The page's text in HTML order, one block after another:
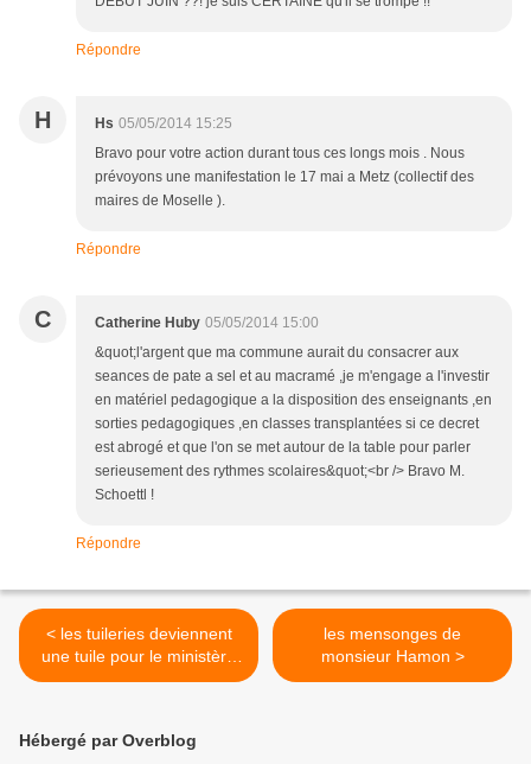
Répondre
H Hs 05/05/2014 15:25
Bravo pour votre action durant tous ces longs mois . Nous
prévoyons une manifestation le 17 mai a Metz (collectif des
maires de Moselle ).
Répondre
C Catherine Huby 05/05/2014 15:00
&quot;l'argent que ma commune aurait du consacrer aux
seances de pate a sel et au macramé ,je m'engage a l'investir
en matériel pedagogique a la disposition des enseignants ,en
sorties pedagogiques ,en classes transplantées si ce decret
est abrogé et que l'on se met autour de la table pour parler
serieusement des rythmes scolaires&quot;<br /> Bravo M.
Schoettl !
Répondre
< les tuileries deviennent
une tuile pour le ministère
de l'education nationale
les mensonges de
monsieur Hamon >
Hébergé par Overblog